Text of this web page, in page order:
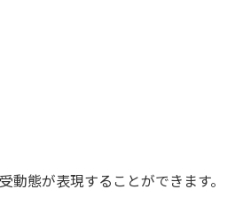
態が表現することができます。